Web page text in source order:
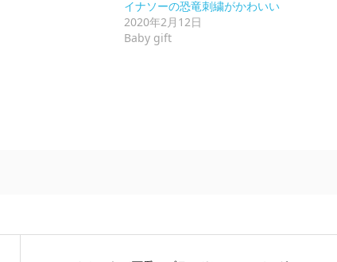
イナソーの恐竜刺繍がかわいい
2020年2月12日
Baby gift